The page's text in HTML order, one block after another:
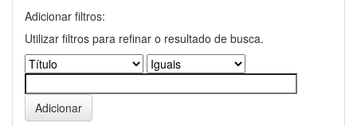
Adicionar filtros:
Utilizar filtros para refinar o resultado de busca.